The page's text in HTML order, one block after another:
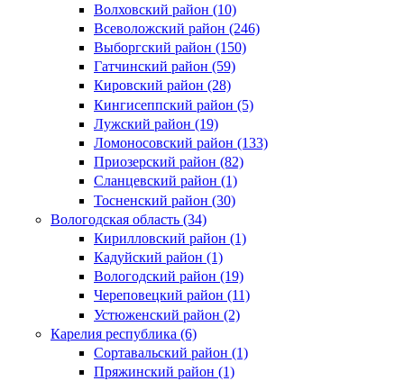
Волховский район (10)
Всеволожский район (246)
Выборгский район (150)
Гатчинский район (59)
Кировский район (28)
Кингисеппский район (5)
Лужский район (19)
Ломоносовский район (133)
Приозерский район (82)
Сланцевский район (1)
Тосненский район (30)
Вологодская область (34)
Кирилловский район (1)
Кадуйский район (1)
Вологодский район (19)
Череповецкий район (11)
Устюженский район (2)
Карелия республика (6)
Сортавальский район (1)
Пряжинский район (1)